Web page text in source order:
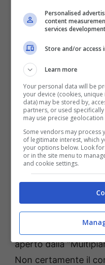
evidenza
stato protagonista di
persona. “Sono
aprile 2015 con la
Municipale numero
“realizzazione delle
ripristino funzionale
varie del parcheggio
mettere a norma ciò
anni prima, pur in
condizioni di
dovuto autorizzare il
amministrativo
per ricostruire
aperto dalla
Non certamente il
Personalised
content
services
Store and/or access
Learn more
Your personal data will be
your device (cookies,
data) may be stored by,
partners, or used
may use precise geolocation
Some vendors may
of legitimate interest, which
your options below. Look
or in the site menu to
and cookie settings.